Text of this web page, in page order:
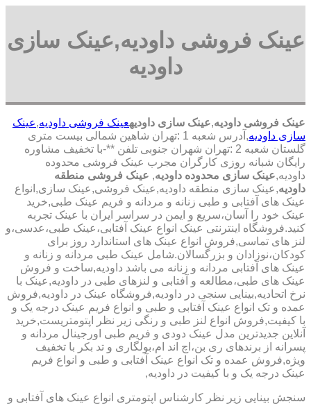
عینک فروشی داودیه,عینک سازی
داودیه
عینک فروشی داودیه,عینک سازی داودیهعینک فروشی داودیه,عینک
سازی داودیه
,آدرس شعبه 1 :تهران شاهین شمالی بیست متری
گلستان شعبه 2 :تهران شهران جنوبی تلفن **-با تخفیف مشاوره
رایگان شبانه روزی کارگران مجرب عینک فروشی محدوده
داودیه,عینک سازی محدوده داودیه, عینک فروشی منطقه
داودیه,عینک سازی منطقه داودیه,عینک فروشی,عینک سازی,انواع
عینک های آفتابی و طبی زنانه و مردانه و فریم عینک طبی,خرید
عینک خود را آسان،سریع و ایمن در سراسر ایران با عینک تجربه
کنید.فروشگاه اینترنتی عینک انواع عینک آفتابی،عینک طبی،عدسی،و
لنز های تماسی,فروش انواع عینک های استاندارد روز برای
کودکان،نوزادان و بزرگسالان.شامل عینک طبی مردانه و زنانه و
عینک های آفتابی مردانه و زنانه می باشد داودیه,ساخت و فروش
عینک های طبی،مطالعه و آفتابی و لنزهای طبی در داودیه,عینک با
نرخ اتحادیه,بینایی سنجی در داودیه,فروشگاه عینک در داودیه,فروش
عمده و تک انواع عینک آفتابی و طبی و انواع فریم عینک درجه یک و
با کیفیت,فروش انواع لنز طبی و رنگی زیر نظر اپتومتریست,خرید
آنلاین جدیدترین مدل عینک دودی و فریم طبی اورجینال مردانه و
پسرانه از برندهای ری بن،اچ اند ام،بولگاری و تد بکر با تخفیف
ویژه,فروش عمده و تک انواع عینک آفتابی و طبی و انواع فریم
عینک درجه یک و با کیفیت در داودیه,
سنجش بینایی زیر نظر کارشناس اپتومتری انواع عینک های آفتابی و